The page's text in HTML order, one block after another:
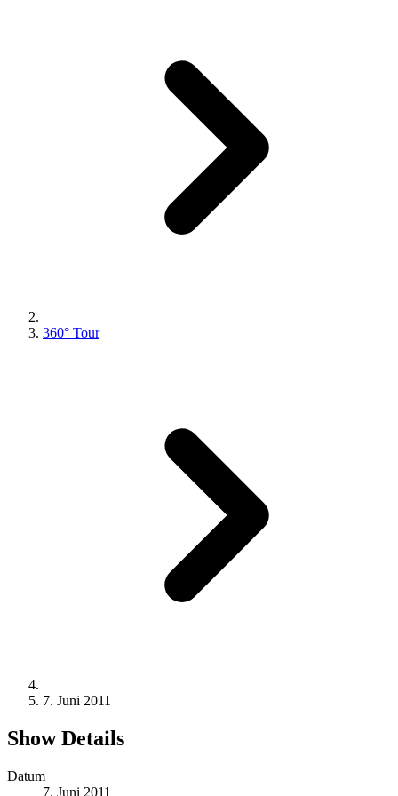
360° Tour
7. Juni 2011
Show Details
Datum
7. Juni 2011